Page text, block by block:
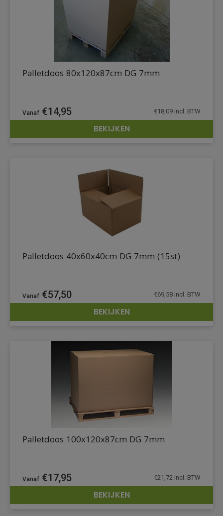
DETAILS
Palletdoos 80x120x87cm DG 7mm
€14,95 €18,09 incl. BTW
BEKIJKEN
DETAILS
Palletdoos 40x60x40cm DG 7mm (15st)
€57,50 €69,58 incl. BTW
BEKIJKEN
DETAILS
Palletdoos 100x120x87cm DG 7mm
€17,95 €21,72 incl. BTW
BEKIJKEN